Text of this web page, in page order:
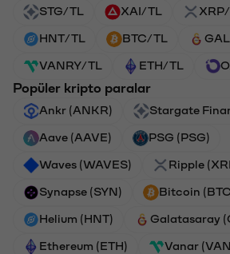
STG/TL XAI/TL XRP/
HNT/TL BTC/TL
VANRY/TL ETH/TL
Popüler kripto paralar
Ankr (ANKR) Stargate
Aave (AAVE) PSG (PSG)
Waves (WAVES) Ripple
Synapse (SYN) Bitcoin
Helium (HNT) Galatasaray
Ethereum (ETH) Vanar